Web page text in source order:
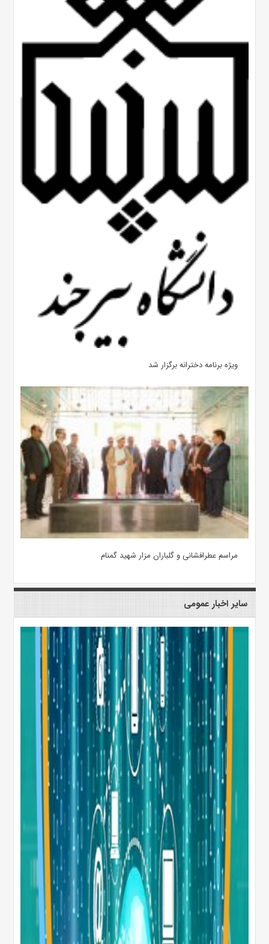
ویژه برنامه دخترانه برگزار شد
مراسم عطرافشانی و گلباران مزار شهید گمنام
سایر اخبار عمومی